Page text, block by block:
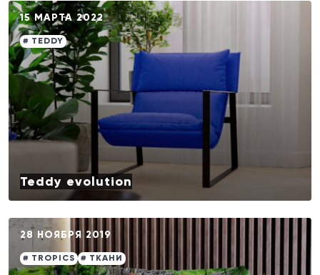
15 МАРТА 2022
# TEDDY
Teddy evolution
28 НОЯБРЯ 2019
# TROPICS # ТКАНИ